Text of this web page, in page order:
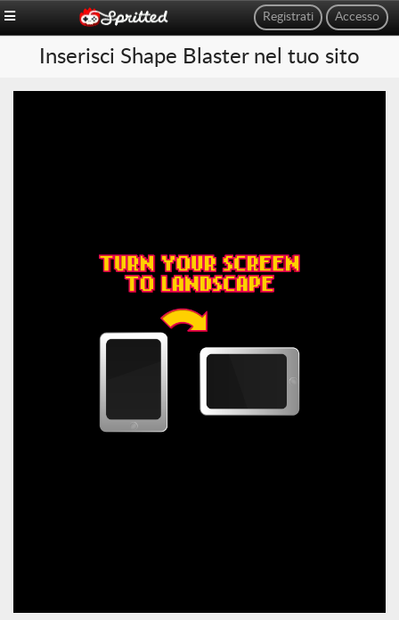
Accesso
Registrati
Inserisci Shape Blaster nel tuo sito